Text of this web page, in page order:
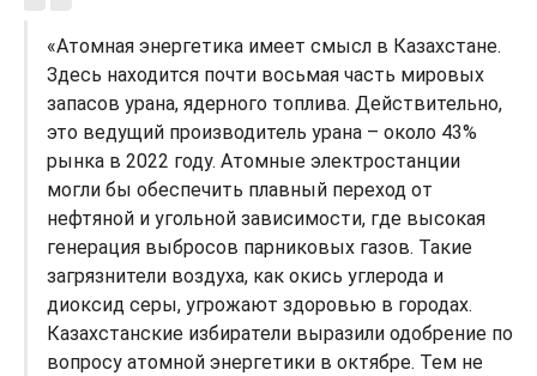
«Атомная энергетика имеет смысл в Казахстане.
Здесь находится почти восьмая часть мировых
запасов урана, ядерного топлива. Действительно,
это ведущий производитель урана – около 43%
рынка в 2022 году. Атомные электростанции
могли бы обеспечить плавный переход от
нефтяной и угольной зависимости, где высокая
генерация выбросов парниковых газов. Такие
загрязнители воздуха, как окись углерода и
диоксид серы, угрожают здоровью в городах.
Казахстанские избиратели выразили одобрение по
вопросу атомной энергетики в октябре. Тем не